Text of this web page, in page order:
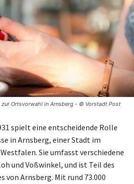
Ortsvorwahl in Arnsberg - © Vorstadt Post
spielt eine entscheidende Rolle
in Arnsberg, einer Stadt im
Sie umfasst verschiedene
und Voßwinkel, und ist Teil des
Arnsberg. Mit rund 73.000